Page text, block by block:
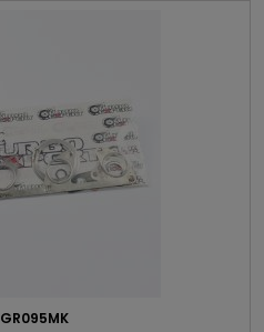
GR095MK